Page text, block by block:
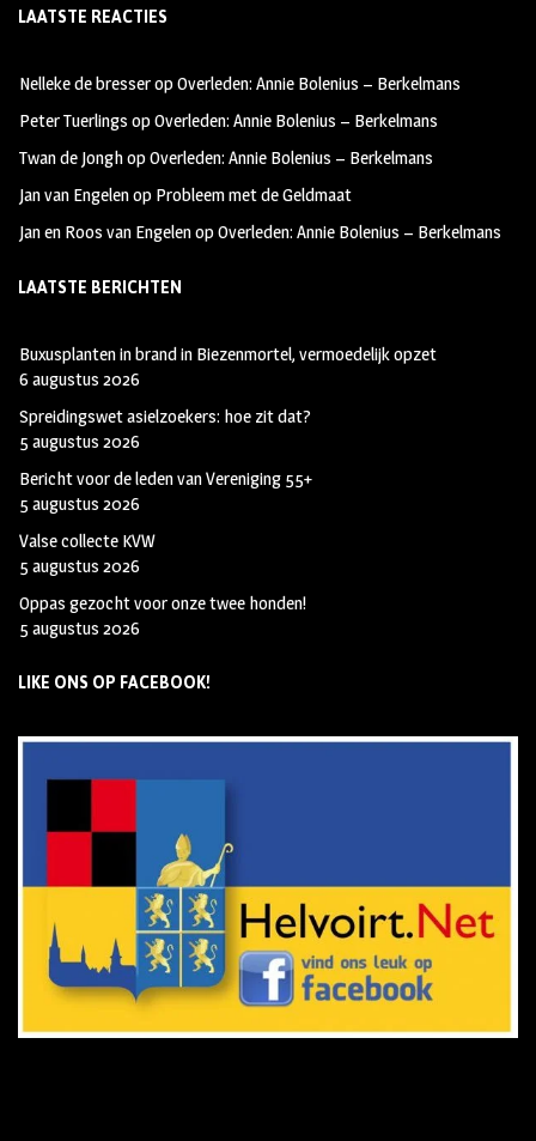
b
oo
k
ag
m
tt
LAATSTE REACTIES
Nelleke de bresseropOverleden: Annie Bolenius – Berkelmans
Peter Tuerlings opOverleden: Annie Bolenius – Berkelmans
Twan de JonghopOverleden: Annie Bolenius – Berkelmans
Jan van Engelenop Probleem met de Geldmaat
Jan en Roos van EngelenopOverleden: Annie Bolenius – Berkelmans
LAATSTE BERICHTEN
Buxusplanten in brand in Biezenmortel, vermoedelijk opzet
6 augustus 2026
Spreidingswet asielzoekers: hoe zit dat?
5 augustus 2026
Bericht voor de leden van Vereniging 55+
5 augustus 2026
Valse collecte KVW
5 augustus 2026
Oppas gezocht voor onze twee honden!
5 augustus 2026
LIKE ONS OP FACEBOOK!